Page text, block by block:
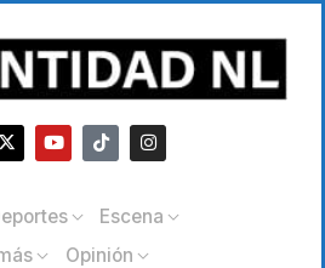
Escena
Opinión